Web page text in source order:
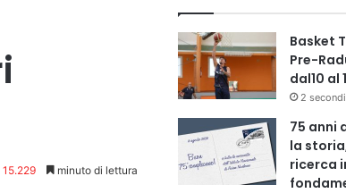
15.229 minuto di lettura
Basket
Pre-
dal10 al
2
75 anni
la
ricerca